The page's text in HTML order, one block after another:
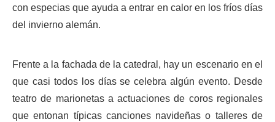
con especias que ayuda a entrar en calor en los fríos días
del invierno alemán.
Frente a la fachada de la catedral, hay un escenario en el
que casi todos los días se celebra algún evento. Desde
teatro de marionetas a actuaciones de coros regionales
que entonan típicas canciones navideñas o talleres de